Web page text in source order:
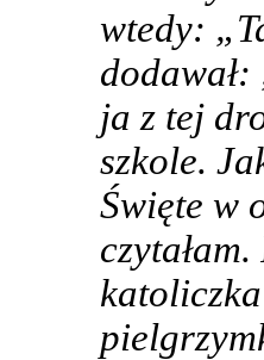
wtedy:
dodawał:
ja z tej
szkole.
Święte w